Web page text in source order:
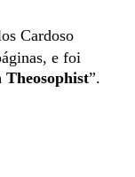
Cardoso
e foi
”.